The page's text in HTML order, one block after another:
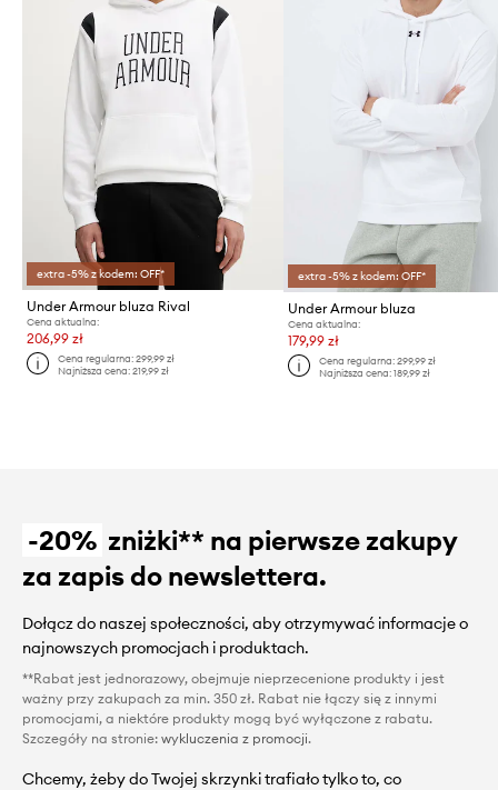
extra -5% z kodem: OFF*
Under Armour bluza Rival
Cena aktualna:
206,99 zł
Cena regularna:299,99 zł
Najniższa cena:219,99 zł
extra -5% z kodem: OFF*
Under Armour bluza
Cena aktualna:
179,99 zł
Cena regularna: 299,99 zł
Najniższa cena: 189,99 zł
-20% zniżki** na pierwsze zakupy
za zapis do newslettera.
Dołącz do naszej społeczności, aby otrzymywać informacje o
najnowszych promocjach i produktach.
**Rabat jest jednorazowy, obejmuje nieprzecenione produkty i jest
ważny przy zakupach za min. 350 zł. Rabat nie łączy się z innymi
promocjami, a niektóre produkty mogą być wyłączone z rabatu.
Szczegóły na stronie: wykluczenia z promocji.
Chcemy, żeby do Twojej skrzynki trafiało tylko to, co